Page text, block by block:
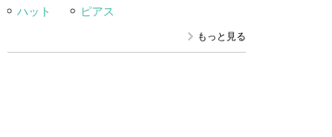
ハット
ピアス
もっと見る